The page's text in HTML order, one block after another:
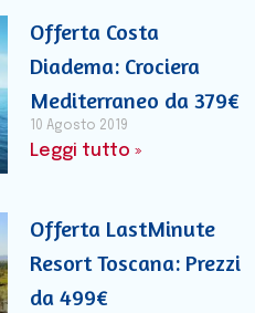
Offerta Costa
Diadema: Crociera
Mediterraneo da 379€
10 Agosto 2019
Leggi tutto »
Offerta LastMinute
Resort Toscana: Prezzi
da 499€